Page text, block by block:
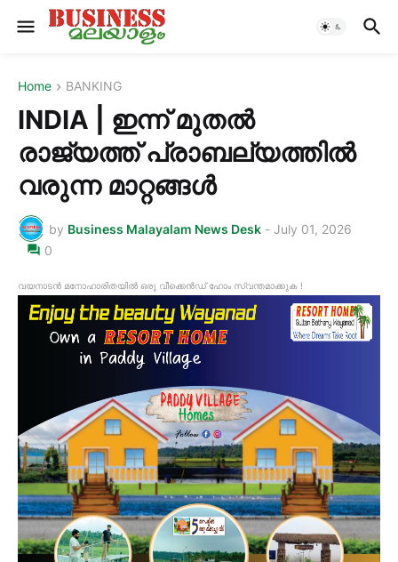
Home BANKING
INDIA | ഇന്ന് മുതൽ
രാജ്യത്ത് പ്രാബല്യത്തിൽ
വരുന്ന മാറ്റങ്ങൾ
by Business Malayalam News Desk - July 01, 2026
0
വയനാടൻ മനോഹാരിതയിൽ ഒരു വീക്കെൻഡ് ഹോം സ്വന്തമാക്കുക !